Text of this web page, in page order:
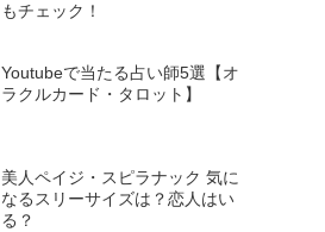
もチェック！
Youtubeで当たる占い師5選【オ
ラクルカード・タロット】
美人ペイジ・スピラナック 気に
なるスリーサイズは？恋人はい
る？